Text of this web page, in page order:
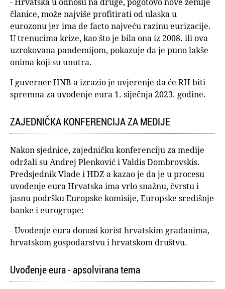
članice, može najviše profitirati od ulaska u
eurozonu jer ima de facto najveću razinu eurizacije.
U trenucima krize, kao što je bila ona iz 2008. ili ova
uzrokovana pandemijom, pokazuje da je puno lakše
onima koji su unutra.
I guverner HNB-a izrazio je uvjerenje da će RH biti
spremna za uvođenje eura 1. siječnja 2023. godine.
ZAJEDNIČKA KONFERENCIJA ZA MEDIJE
Nakon sjednice, zajedničku konferenciju za medije
održali su Andrej Plenković i Valdis Dombrovskis.
Predsjednik Vlade i HDZ-a kazao je da je u procesu
uvođenje eura Hrvatska ima vrlo snažnu, čvrstu i
jasnu podršku Europske komisije, Europske središnje
banke i eurogrupe:
- Uvođenje eura donosi korist hrvatskim građanima,
hrvatskom gospodarstvu i hrvatskom društvu.
Uvođenje eura - apsolvirana tema